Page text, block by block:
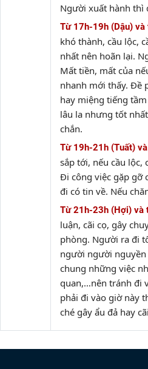
Người xuất hành thì
Từ 17h-19h (Dậu)
khó thành, cầu lộc,
nhất nên hoãn lại.
Mất tiền, mất của
nhanh mới thấy. Đề
hay miệng tiếng
lâu la nhưng tốt
chắn.
Từ 19h-21h (Tuất)
sắp tới, nếu cầu lộc,
Đi công việc gặp gỡ
đi có tin về. Nếu
Từ 21h-23h (Hợi) và
luận, cãi cọ, gây
phòng. Người ra đi
người người
chung những việc
quan,…nên tránh đi
phải đi vào giờ này
ché gây ẩu đả hay